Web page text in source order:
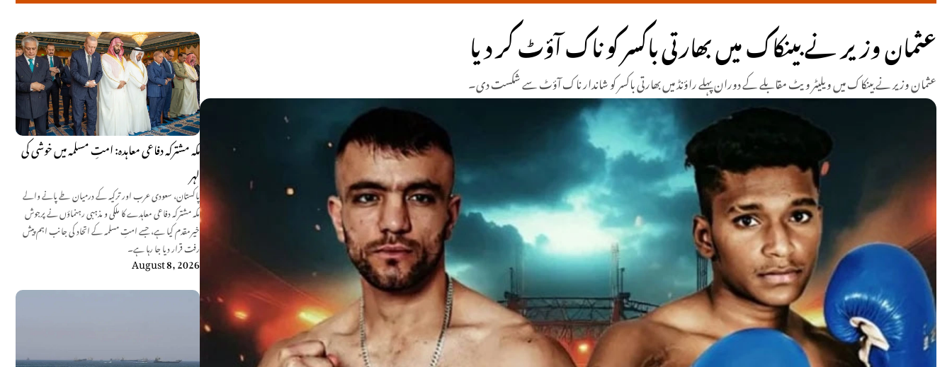
مکہ مشترکہ دفاعی معاہدہ: امتِ مسلمہ میں خوشی کی
لہر
پاکستان، سعودی عرب اور ترکیہ کے درمیان طے پانے والے
مکہ مشترکہ دفاعی معاہدے کا ملکی و مذہبی رہنماؤں نے پرجوش
خیرمقدم کیا ہے، جسے امتِ مسلمہ کے اتحاد کی جانب اہم پیش
رفت قرار دیا جا رہا ہے۔
August 8, 2026
عثمان وزیر نے بینکاک میں بھارتی باکسر کو ناک آؤٹ کر دیا
عثمان وزیر نے بینکاک میں ویلیٹر ویٹ مقابلے کے دوران پہلے راؤنڈ میں بھارتی باکسر کو شاندار ناک آؤٹ سے شکست دی۔